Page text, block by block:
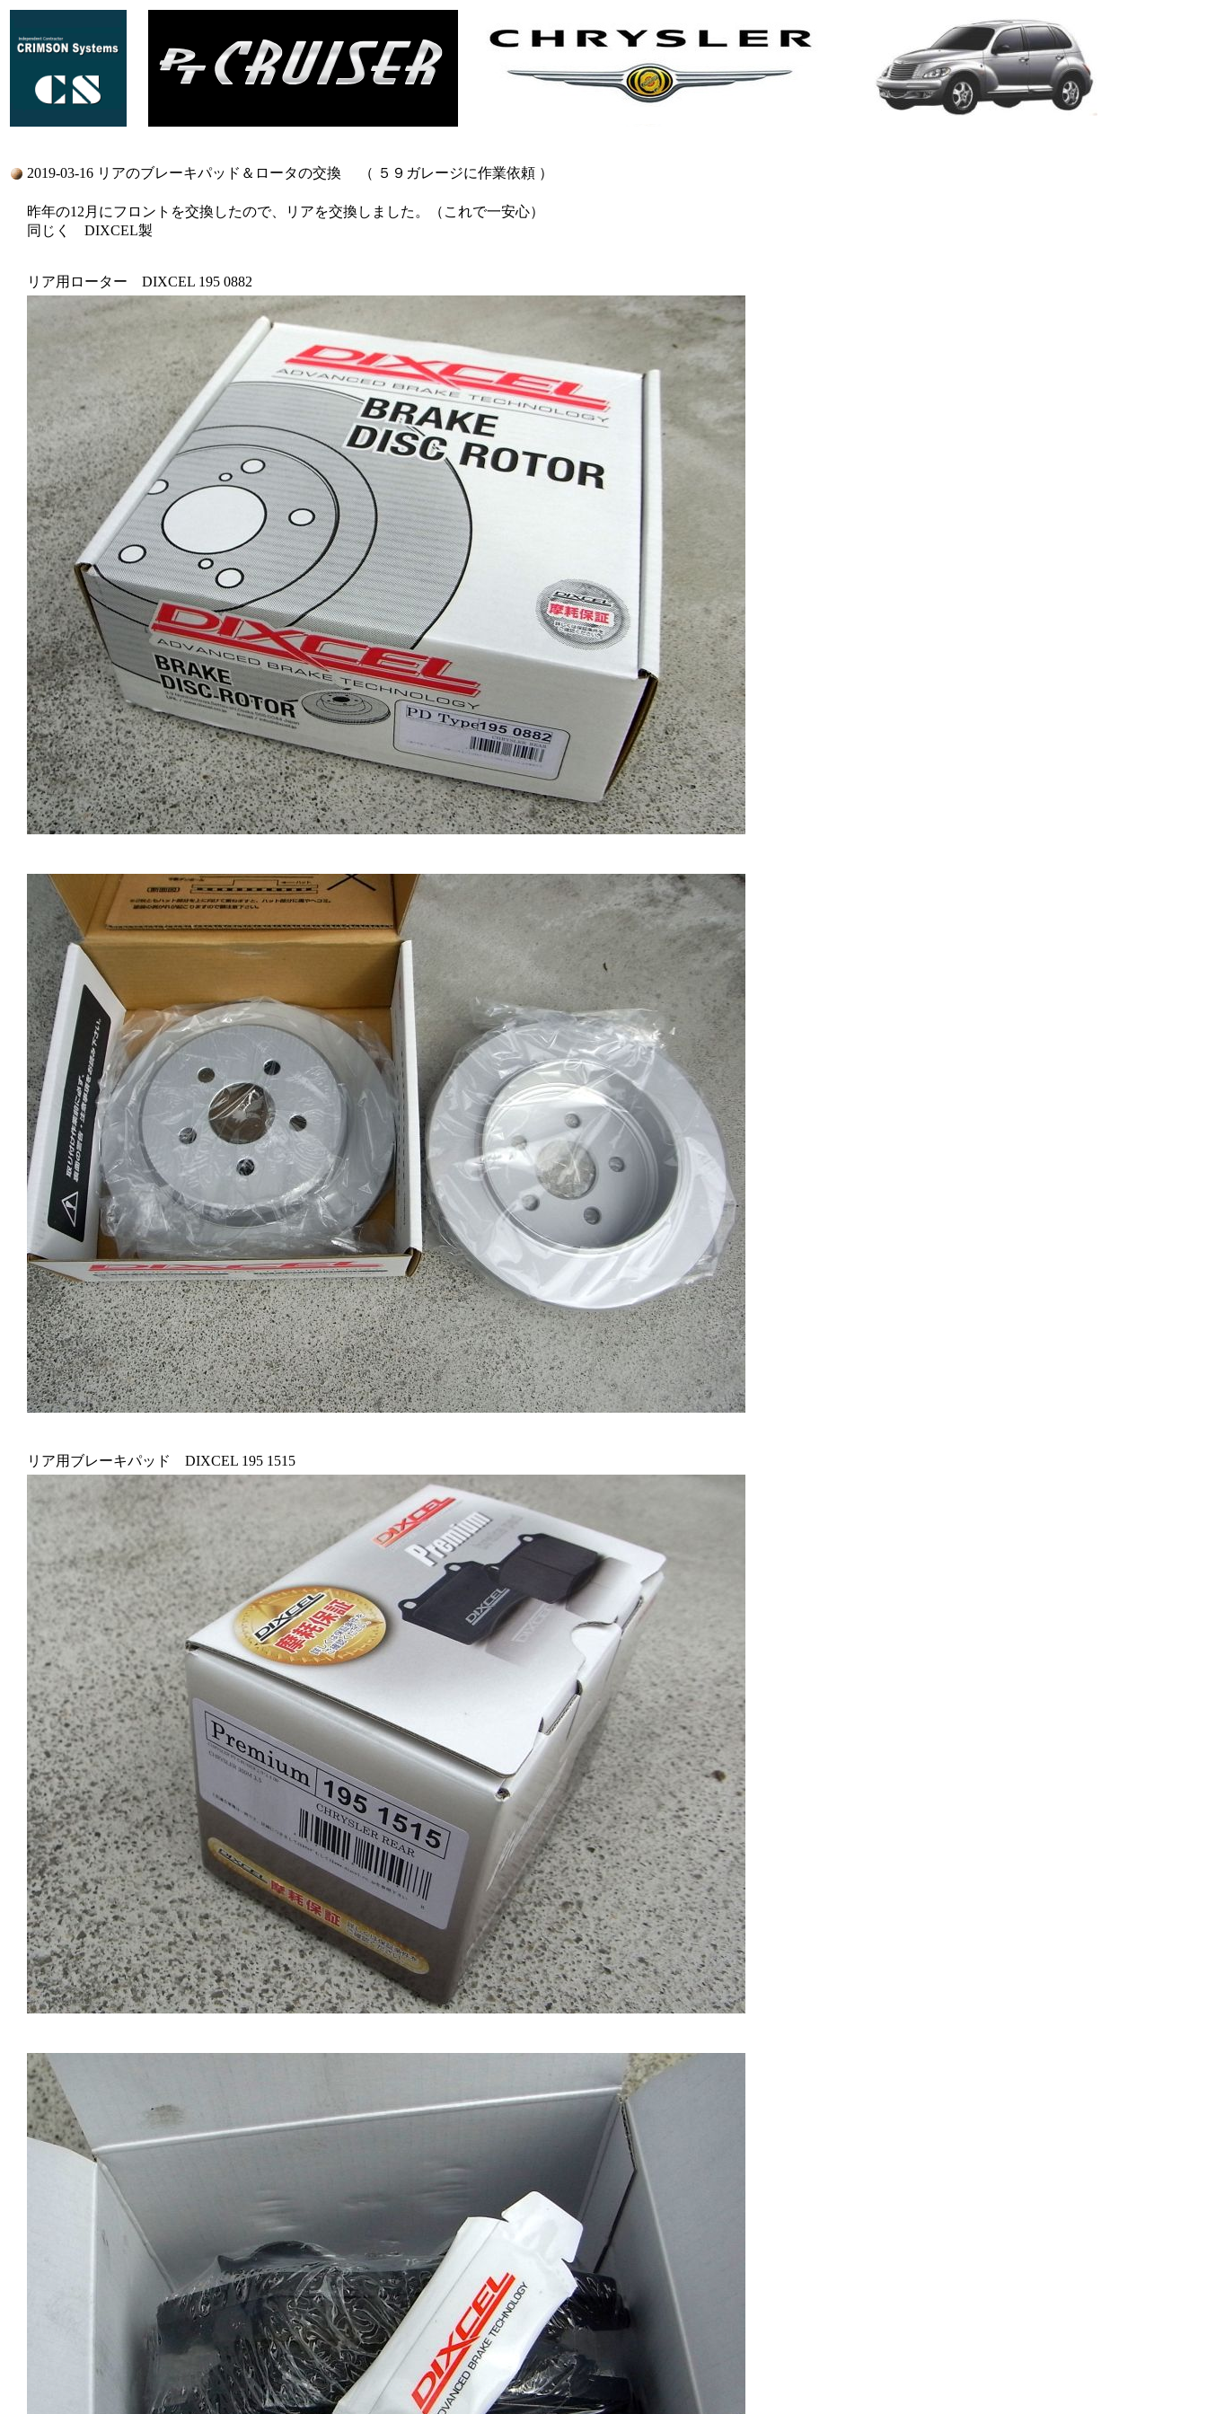
2019-03-16 リアのブレーキパッド＆ロータの交換 （ ５９ガレージに作業依頼 ）
昨年の12月にフロントを交換したので、リアを交換しました。（これで一安心）
同じく DIXCEL製
リア用ローター DIXCEL 195 0882
リア用ブレーキパッド DIXCEL 195 1515